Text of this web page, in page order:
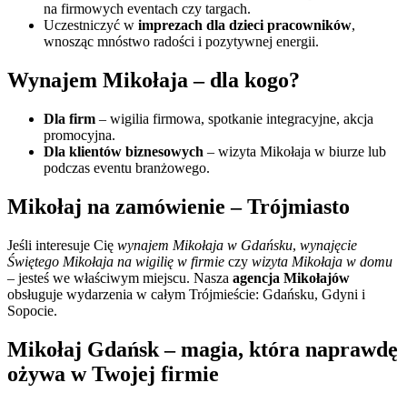
na firmowych eventach czy targach.
Uczestniczyć w imprezach dla dzieci pracowników,
wnosząc mnóstwo radości i pozytywnej energii.
Wynajem Mikołaja – dla kogo?
Dla firm – wigilia firmowa, spotkanie integracyjne, akcja
promocyjna.
Dla klientów biznesowych – wizyta Mikołaja w biurze lub
podczas eventu branżowego.
Mikołaj na zamówienie – Trójmiasto
Jeśli interesuje Cię wynajem Mikołaja w Gdańsku, wynajęcie
Świętego Mikołaja na wigilię w firmie czy wizyta Mikołaja w domu
– jesteś we właściwym miejscu. Nasza agencja Mikołajów
obsługuje wydarzenia w całym Trójmieście: Gdańsku, Gdyni i
Sopocie.
Mikołaj Gdańsk – magia, która naprawdę
ożywa w Twojej firmie